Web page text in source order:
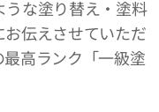
な塗り替え・塗料
伝えさせていただ
高ランク「一級塗